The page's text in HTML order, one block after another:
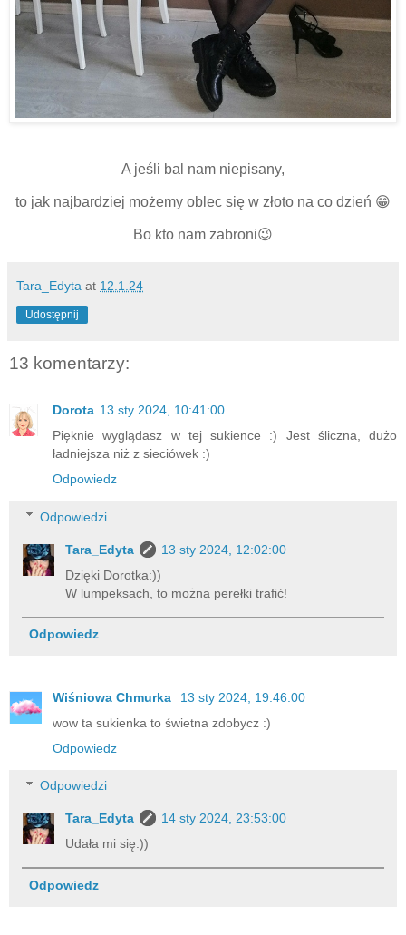
A jeśli bal nam niepisany,
to jak najbardziej możemy oblec się w złoto na co dzień 😁
Bo kto nam zabroni😉
Tara_Edyta at 12.1.24
Udostępnij
13 komentarzy:
Dorota 13 sty 2024, 10:41:00
Pięknie wyglądasz w tej sukience :) Jest śliczna, dużo
ładniejsza niż z sieciówek :)
Odpowiedz
Odpowiedzi
Tara_Edyta
13 sty 2024, 12:02:00
Dzięki Dorotka:))
W lumpeksach, to można perełki trafić!
Odpowiedz
Wiśniowa Chmurka
13 sty 2024, 19:46:00
wow ta sukienka to świetna zdobycz :)
Odpowiedz
Odpowiedzi
Tara_Edyta
14 sty 2024, 23:53:00
Udała mi się:))
Odpowiedz